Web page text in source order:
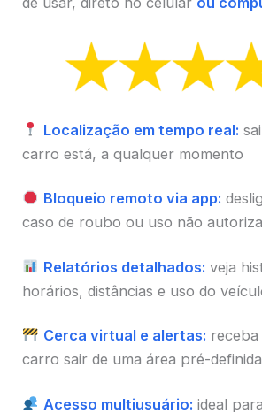
Localização em tempo real:
carro está, a qualquer momento
Bloqueio remoto via app:
caso de roubo ou uso não
Relatórios detalhados: veja
horários, distâncias e uso do
Cerca virtual e alertas:
carro sair de uma área pré-definida
Acesso multiusuário: ideal